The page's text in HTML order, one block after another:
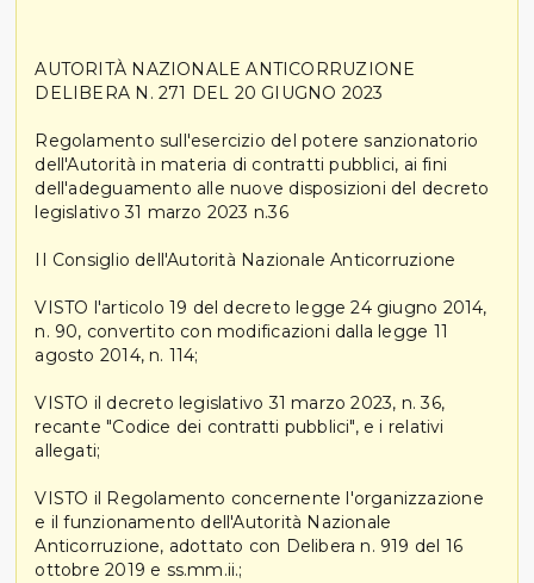
AUTORITÀ NAZIONALE ANTICORRUZIONE
DELIBERA N. 271 DEL 20 GIUGNO 2023
Regolamento sull'esercizio del potere sanzionatorio
dell'Autorità in materia di contratti pubblici, ai fini
dell'adeguamento alle nuove disposizioni del decreto
legislativo 31 marzo 2023 n.36
II Consiglio dell'Autorità Nazionale Anticorruzione
VISTO l'articolo 19 del decreto legge 24 giugno 2014,
n. 90, convertito con modificazioni dalla legge 11
agosto 2014, n. 114;
VISTO il decreto legislativo 31 marzo 2023, n. 36,
recante "Codice dei contratti pubblici", e i relativi
allegati;
VISTO il Regolamento concernente l'organizzazione
e il funzionamento dell'Autorità Nazionale
Anticorruzione, adottato con Delibera n. 919 del 16
ottobre 2019 e ss.mm.ii.;